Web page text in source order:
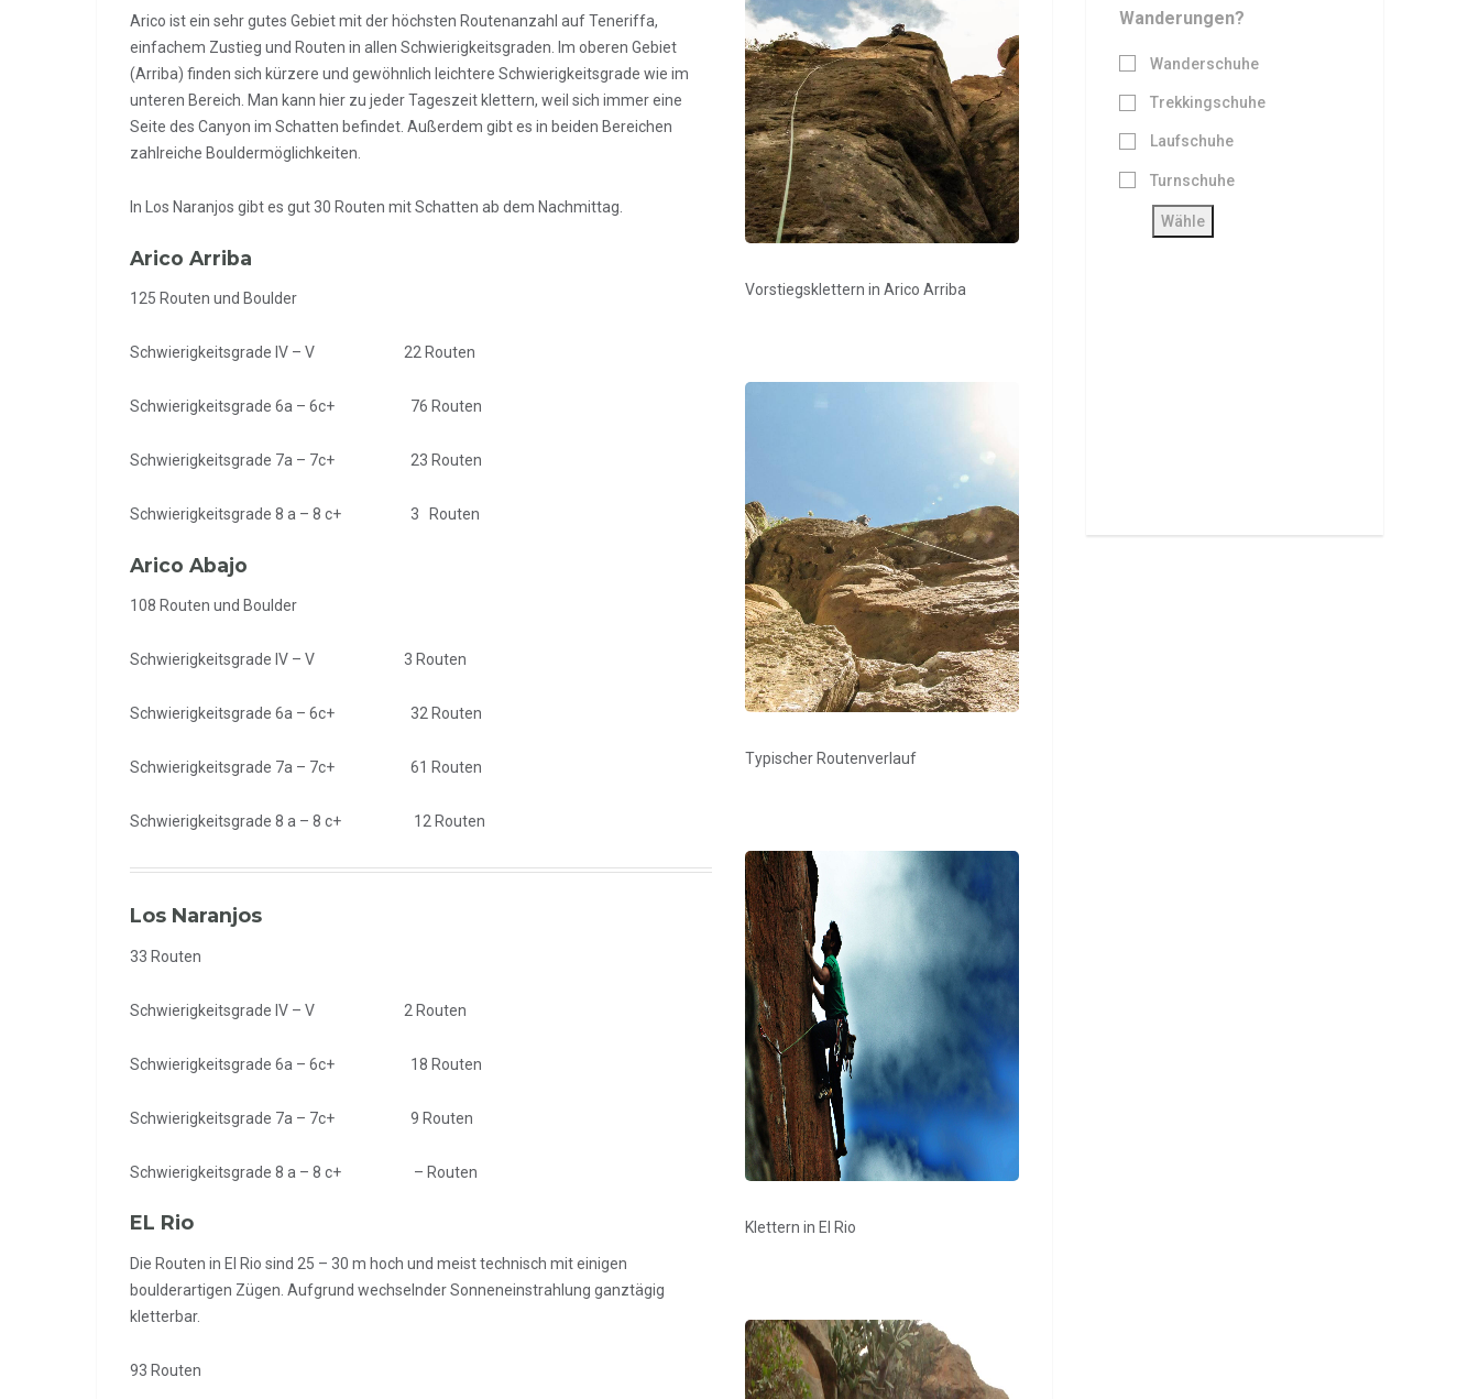
Arico ist ein sehr gutes Gebiet mit der höchsten Routenanzahl auf Teneriffa,
einfachem Zustieg und Routen in allen Schwierigkeitsgraden. Im oberen Gebiet
(Arriba) finden sich kürzere und gewöhnlich leichtere Schwierigkeitsgrade wie im
unteren Bereich. Man kann hier zu jeder Tageszeit klettern, weil sich immer eine
Seite des Canyon im Schatten befindet. Außerdem gibt es in beiden Bereichen
zahlreiche Bouldermöglichkeiten.
In Los Naranjos gibt es gut 30 Routen mit Schatten ab dem Nachmittag.
Arico Arriba
125 Routen und Boulder
Schwierigkeitsgrade IV – V 22 Routen
Schwierigkeitsgrade 6a – 6c+ 76 Routen
Schwierigkeitsgrade 7a – 7c+ 23 Routen
Schwierigkeitsgrade 8 a – 8 c+ 3 Routen
Arico Abajo
108 Routen und Boulder
Schwierigkeitsgrade IV – V 3 Routen
Schwierigkeitsgrade 6a – 6c+ 32 Routen
Schwierigkeitsgrade 7a – 7c+ 61 Routen
Schwierigkeitsgrade 8 a – 8 c+ 12 Routen
Los Naranjos
33 Routen
Schwierigkeitsgrade IV – V 2 Routen
Schwierigkeitsgrade 6a – 6c+ 18 Routen
Schwierigkeitsgrade 7a – 7c+ 9 Routen
Schwierigkeitsgrade 8 a – 8 c+ – Routen
EL Rio
Die Routen in El Rio sind 25 – 30 m hoch und meist technisch mit einigen
boulderartigen Zügen. Aufgrund wechselnder Sonneneinstrahlung ganztägig
kletterbar.
93 Routen
Vorstiegsklettern in Arico Arriba
Typischer Routenverlauf
Klettern in El Rio
Wanderungen?
Wanderschuhe
Trekkingschuhe
Laufschuhe
Turnschuhe